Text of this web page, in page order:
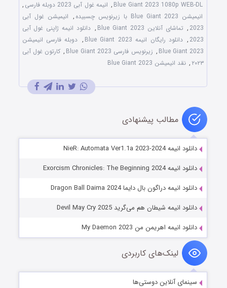
Blue Giant 2023 1080p WEB-DL
, انیمه غول آبی 2023 دوبله فارسی
,
انیمیشن Blue Giant 2023 با زیرنویس چسبیده
, انیمیشن غول آبی
2023
, تماشای آنلاین Blue Giant 2023 , دانلود انیمه ژاپنی غول آبی
2023
, دانلود رایگان انیمه Blue Giant 2023 , دوبله فارسی انیمیشن
Blue Giant 2023
, زیرنویس فارسی Blue Giant 2023 , کارتون غول آبی
۲۰۲۳ , نقد انیمیشن Blue Giant 2023
مطالب پیشنهادی
دانلود انیمه NieR: Automata Ver1.1a 2023-2024
دانلود انیمه Exorcism Chronicles: The Beginning 2024
دانلود انیمه دراگون بال دایما Dragon Ball Daima 2024
دانلود انیمه شیطان هم می‌گرید Devil May Cry 2025
دانلود انیمه اهریمن من My Daemon 2023
لینک‌های کاربردی
سینمای آنلاین دوستی‌ها